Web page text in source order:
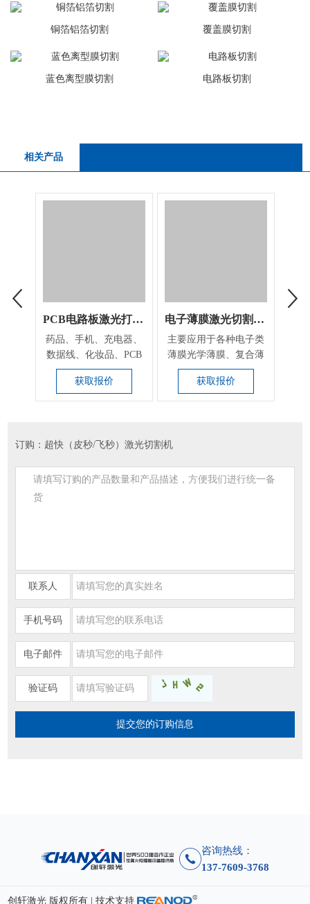
铜箔铝箔切割 覆盖膜切割
蓝色离型膜切割 电路板切割
相关产品
PCB电路板激光打标机
药品、手机、充电器、
数据线、化妆品、PCB
电路板，高分子材料...
获取报价
电子薄膜激光切割设备
​主要应用于各种电子类
薄膜光学薄膜、复合薄
膜、超导薄膜、聚酯...
获取报价
订购：超快（皮秒/飞秒）激光切割机
联系人
手机号码
电子邮件
验证码
咨询热线：
137-7609-3768
创轩激光 版权所有 | 技术支持